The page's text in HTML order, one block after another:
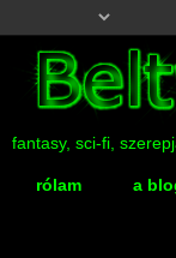
fantasy, sci-fi,
rólam a